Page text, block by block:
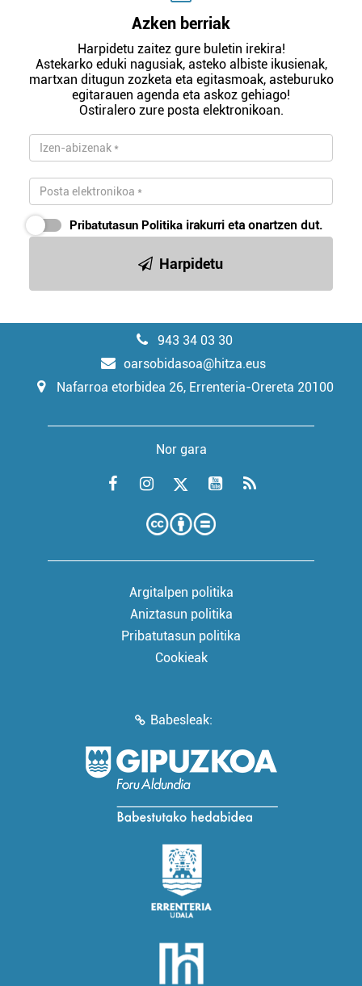
Azken berriak
Harpidetu zaitez gure buletin irekira!
Astekarko eduki nagusiak, asteko albiste ikusienak,
martxan ditugun zozketa eta egitasmoak, asteburuko
egitarauen agenda eta askoz gehiago!
Ostiralero zure posta elektronikoan.
Pribatutasun Politika irakurri eta onartzen dut.
Harpidetu
943 34 03 30
oarsobidasoa@hitza.eus
Nafarroa etorbidea 26, Errenteria-Orereta 20100
Nor gara
Argitalpen politika
Aniztasun politika
Pribatutasun politika
Cookieak
Babesleak: